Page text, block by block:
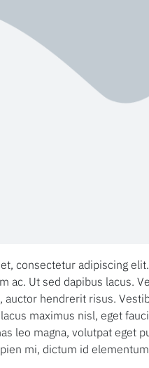
consectetur adipiscing
ac. Ut sed dapibus lacus.
hendrerit risus.
maximus nisl, eget
leo magna, volutpat eget
mi, dictum id